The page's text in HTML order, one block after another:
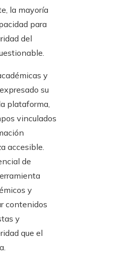
la mayoría
para
del
y
su
plataforma,
vinculados
accesible.
de
y
contenidos
y
que el